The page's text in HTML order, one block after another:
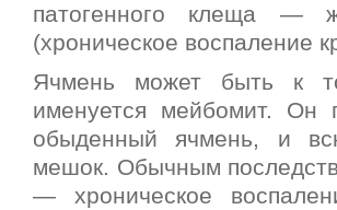
патогенного клеща —
(хроническое воспаление
Ячмень может быть к
именуется мейбомит. Он
обыденный ячмень, и
мешок. Обычным
— хроническое